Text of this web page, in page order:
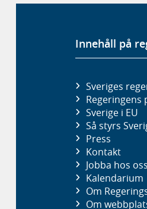
Innehåll på
Sveriges
Regeringens
Sverige i EU
Så styrs
Press
Kontakt
Jobba hos oss
Kalendarium
Om
Om